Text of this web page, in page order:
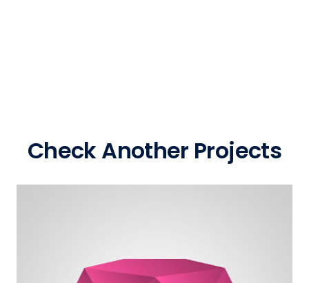
Check Another Projects